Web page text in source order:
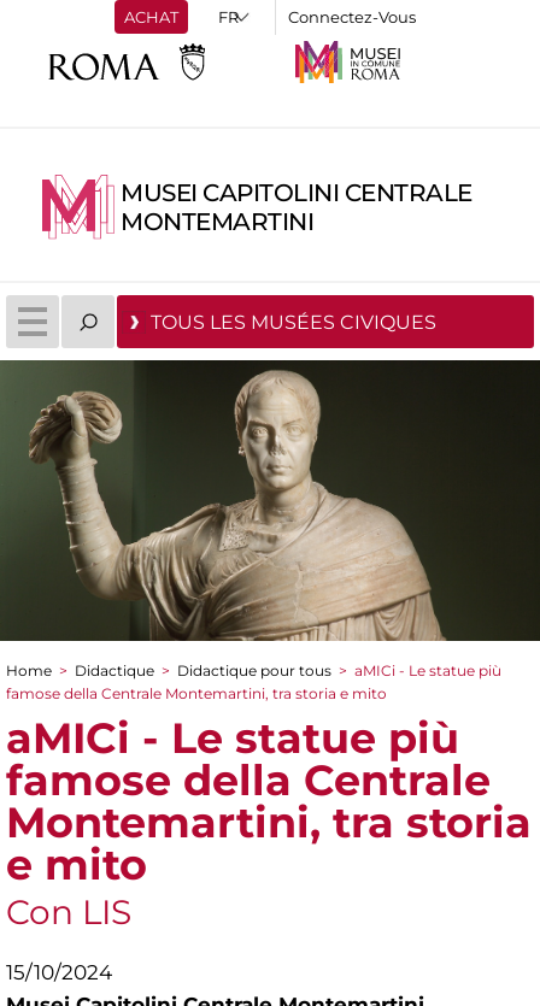
ACHAT Connectez-Vous
MUSEI CAPITOLINI CENTRALE
MONTEMARTINI
TOUS LES MUSÉES CIVIQUES
You are here
Home > Didactique > Didactique pour tous > aMICi - Le statue più
famose della Centrale Montemartini, tra storia e mito
aMICi - Le statue più
famose della Centrale
Montemartini, tra storia
e mito
Con LIS
15/10/2024